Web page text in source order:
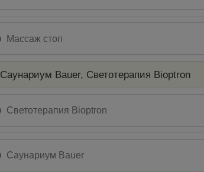
Массаж стоп
Саунариум Bauer, Светотерапия Bioptron
Светотерапия Bioptron
Саунариум Bauer